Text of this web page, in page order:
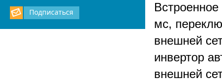
Подписаться
мс,
внешней
инвертор
внешней